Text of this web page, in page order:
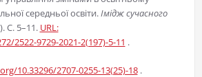
середньої освіти.Імідж сучасного
C. 5–11. URL:
2522-9729-2021-2(197)-5-11 .
10.33296/2707-0255-13(25)-18.